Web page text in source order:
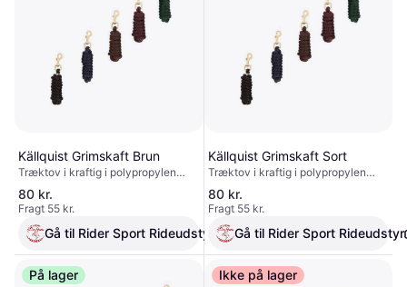
Källquist Grimskaft Brun
Træktov i kraftig i polypropylen
med kraftig Guldfarvet karabinhage
. Længde : 3 meter
80 kr.
Fragt 55 kr.
Gå til Rider Sport Rideudstyr
Källquist Grimskaft Sort
Træktov i kraftig i polypropylen
med kraftig Guldfarvet karabinhage
. Længde : 3 meter
80 kr.
Fragt 55 kr.
Gå til Rider Sport Rideudstyr
På lager Ikke på lager